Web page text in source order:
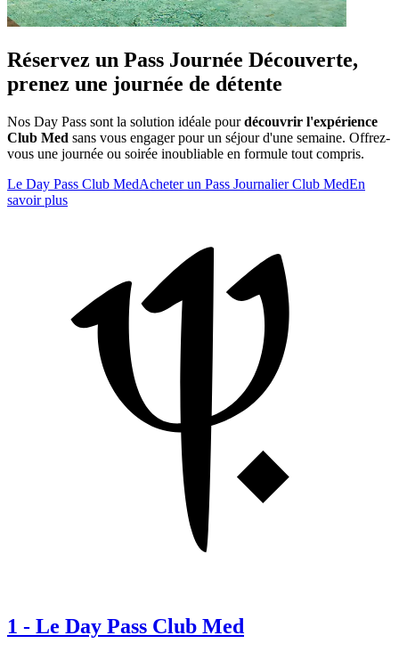
Réservez un Pass Journée Découverte,
prenez une journée de détente
Nos Day Pass sont la solution idéale pourdécouvrir l'expérience
Club Med sans vous engager pour un séjour d'une semaine. Offrez-
vous une journée ou soirée inoubliable en formule tout compris.
Le Day Pass Club MedAcheter un Pass Journalier Club MedEn
savoir plus
1 - Le Day Pass Club Med